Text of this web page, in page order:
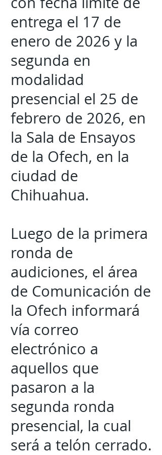
entrega el 17 de
enero de 2026 y la
segunda en
modalidad
presencial el 25 de
febrero de 2026, en
la Sala de Ensayos
de la Ofech, en la
ciudad de
Chihuahua.
Luego de la primera
ronda de
audiciones, el área
de Comunicación de
la Ofech informará
vía correo
electrónico a
aquellos que
pasaron a la
segunda ronda
presencial, la cual
será a telón cerrado.